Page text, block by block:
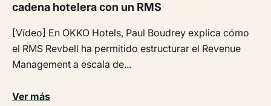
cadena hotelera con un RMS
[Vídeo] En OKKO Hotels, Paul Boudrey explica cómo
el RMS Revbell ha permitido estructurar el Revenue
Management a escala de...
Ver más